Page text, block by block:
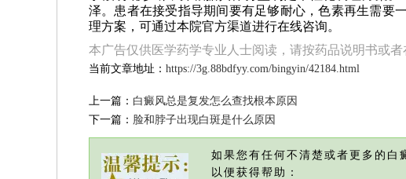
泽。患者在接受指导期间要有足够耐心，色素再生需要
理方案，可通过本院官方渠道进行在线咨询。
本广告仅供医学药学专业人士阅读，请按药品说明书或
当前文章地址： https://3g.88bdfyy.com/bingyin/42184.html
上一篇： 白癜风总是复发怎么查找根本原因
下一篇： 脸和脖子出现白斑是什么原因
如果您有任何不清楚或者更多的白
以便获得帮助：